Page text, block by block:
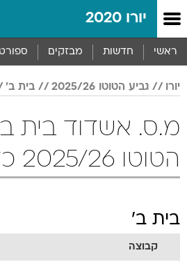
יורו 2020
ראשי חדשות מבזקים ספורט
יורו גביע הטוטו 2025/26 בית ב'
מ.ס. אשדוד בית
הטוטו 2025/26 כדורגל
בית ב'
קבוצה